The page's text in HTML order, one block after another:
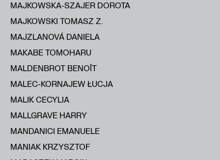
MAJKOWSKA-SZAJER DOROTA
MAJKOWSKI TOMASZ Z.
MAJZLANOVÁ DANIELA
MAKABE TOMOHARU
MALDENBROT BENOÎT
MALEC-KORNAJEW ŁUCJA
MALIK CECYLIA
MALLGRAVE HARRY
MANDANICI EMANUELE
MANIAK KRZYSZTOF